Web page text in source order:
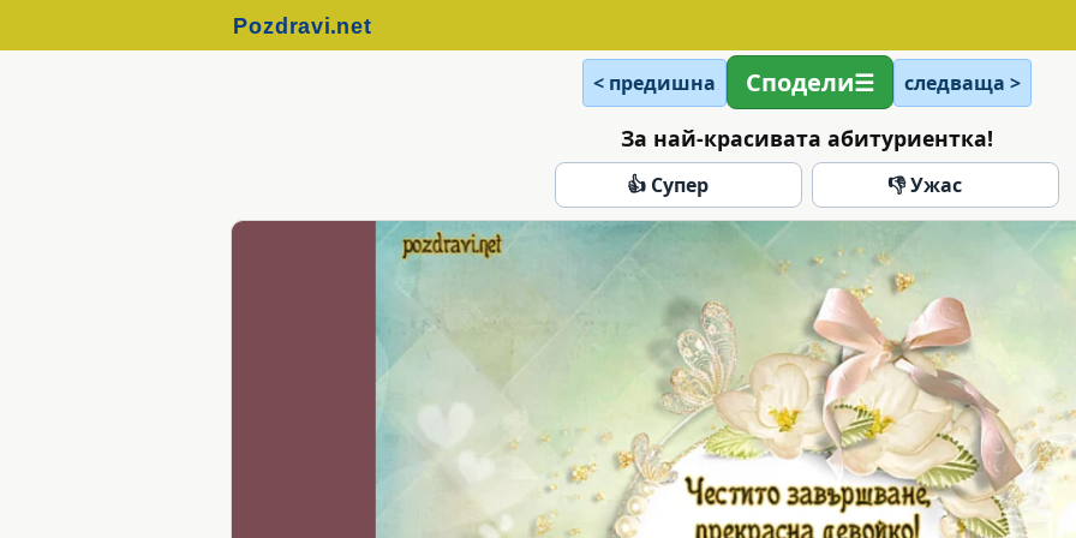
< предишна Сподели следваща >
За най-красивата абитуриентка!
👍 Супер 👎 Ужас